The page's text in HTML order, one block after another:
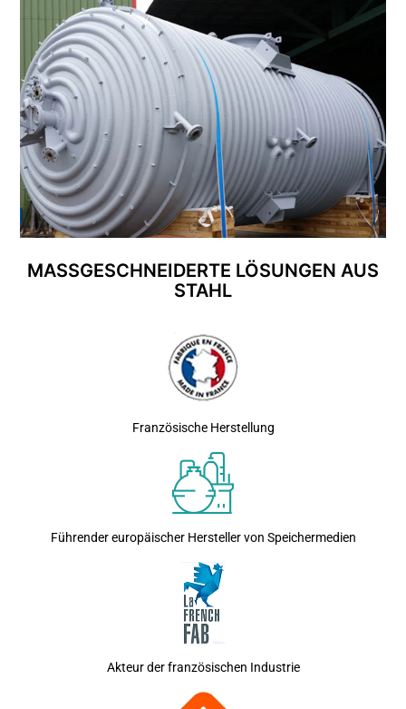
MASSGESCHNEIDERTE LÖSUNGEN AUS S
TAHL
Französische Herstellung
Führender europäischer Hersteller von Speichermedien
Akteur der französischen Industrie